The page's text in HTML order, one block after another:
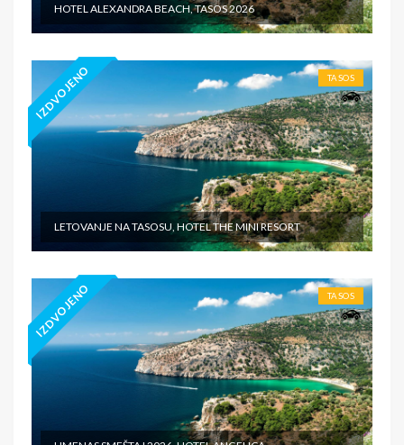
HOTEL ALEXANDRA BEACH, TASOS 2026
IZDVOJENO TASOS
LETOVANJE NA TASOSU, HOTEL THE MINI RESORT
IZDVOJENO TASOS